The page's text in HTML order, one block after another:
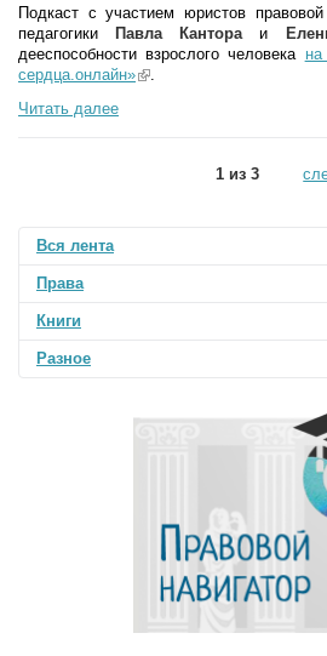
Подкаст с участием юристов
педагогики
Павла Кантораи
дееспособности взрослого человека
сердца.онлайн»(link is external)
.
Читать далее
1 из 3
Вся лента
Права
Книги
Разное